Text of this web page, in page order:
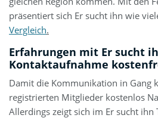
präsentiert sich Er sucht ihn wie
Vergleich.
Erfahrungen mit Er sucht
Kontaktaufnahme
Damit die Kommunikation in Gang
registrierten Mitglieder kostenlos
Allerdings zeigt sich im Er sucht ihn